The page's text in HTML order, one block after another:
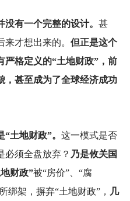
有一个完整的设计。 甚
才想出来的。 但正是这个
严格定义的“土地财政”，前
，甚至成为了全球经济成功
土地财政”。 这一模式是否
必须全盘放弃？ 乃是攸关国
财政”被“房价”、“腐
绑架，摒弃“土地财政”， 几